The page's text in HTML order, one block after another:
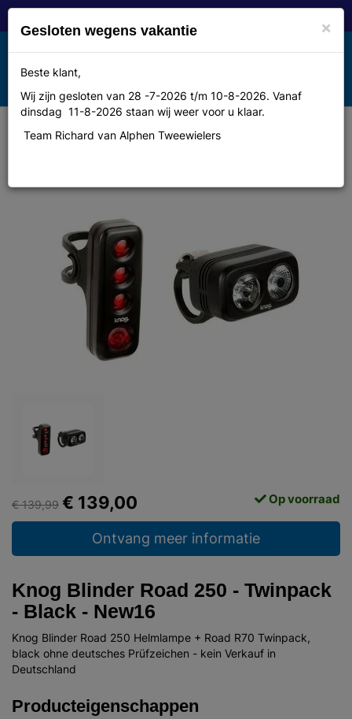
Toggle
navigation
MENU
Knog Blinder Road 250 - Twinpack
€ 139,99 € 139,00 Op voorraad
Ontvang meer informatie
Knog Blinder Road 250 - Twinpack
- Black - New16
Knog Blinder Road 250 Helmlampe + Road R70 Twinpack,
black ohne deutsches Prüfzeichen - kein Verkauf in
Deutschland
Producteigenschappen
×
Gesloten wegens vakantie
Beste klant,
Wij zijn gesloten van 28 -7-2026 t/m 10-8-2026. Vanaf
dinsdag 11-8-2026 staan wij weer voor u klaar.
Team Richard van Alphen Tweewielers